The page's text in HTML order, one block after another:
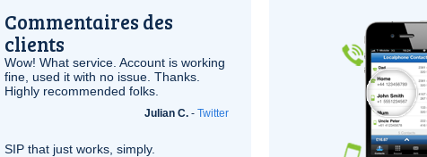
Commentaires des
clients
Wow! What service. Account is working
fine, used it with no issue. Thanks.
Highly recommended folks.
Julian C. - Twitter
SIP that just works, simply.